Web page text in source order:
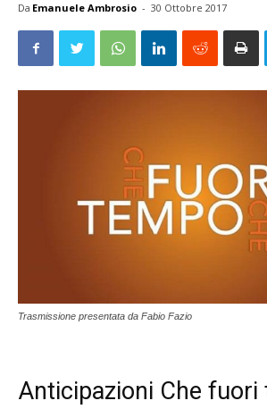
Da Emanuele Ambrosio - 30 Ottobre 2017
Trasmissione presentata da Fabio Fazio
Anticipazioni Che fuori